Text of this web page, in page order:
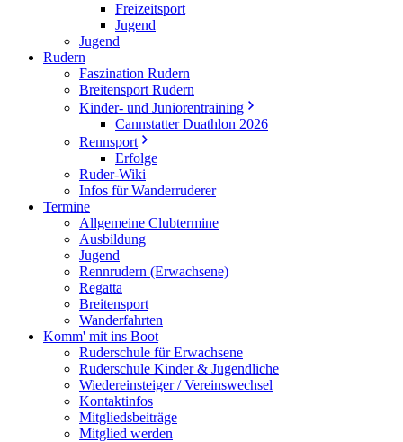
Freizeitsport
Jugend
Jugend
Rudern
Faszination Rudern
Breitensport Rudern
Kinder- und Juniorentraining
Cannstatter Duathlon 2026
Rennsport
Erfolge
Ruder-Wiki
Infos für Wanderruderer
Termine
Allgemeine Clubtermine
Ausbildung
Jugend
Rennrudern (Erwachsene)
Regatta
Breitensport
Wanderfahrten
Komm' mit ins Boot
Ruderschule für Erwachsene
Ruderschule Kinder & Jugendliche
Wiedereinsteiger / Vereinswechsel
Kontaktinfos
Mitgliedsbeiträge
Mitglied werden